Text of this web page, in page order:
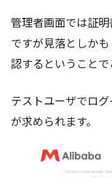
管理者画面では証
ですが見落としか
認するということで
テストユーザでロ
が求められます。